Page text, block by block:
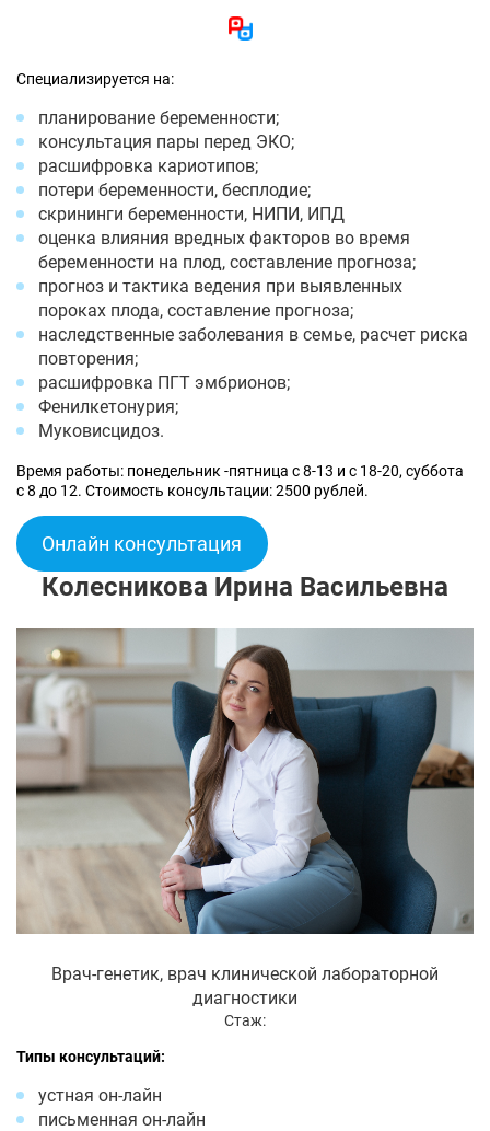
Специализируется на:
планирование беременности;
консультация пары перед ЭКО;
расшифровка кариотипов;
потери беременности, бесплодие;
скрининги беременности, НИПИ, ИПД
оценка влияния вредных факторов во время
беременности на плод, составление прогноза;
прогноз и тактика ведения при выявленных
пороках плода, составление прогноза;
наследственные заболевания в семье, расчет риска
повторения;
расшифровка ПГТ эмбрионов;
Фенилкетонурия;
Муковисцидоз.
Время работы: понедельник -пятница с 8-13 и с 18-20, суббота
с 8 до 12. Стоимость консультации: 2500 рублей.
Онлайн консультация
Колесникова Ирина Васильевна
Врач-генетик, врач клинической лабораторной
диагностики
Стаж:
Типы консультаций:
устная он-лайн
письменная он-лайн